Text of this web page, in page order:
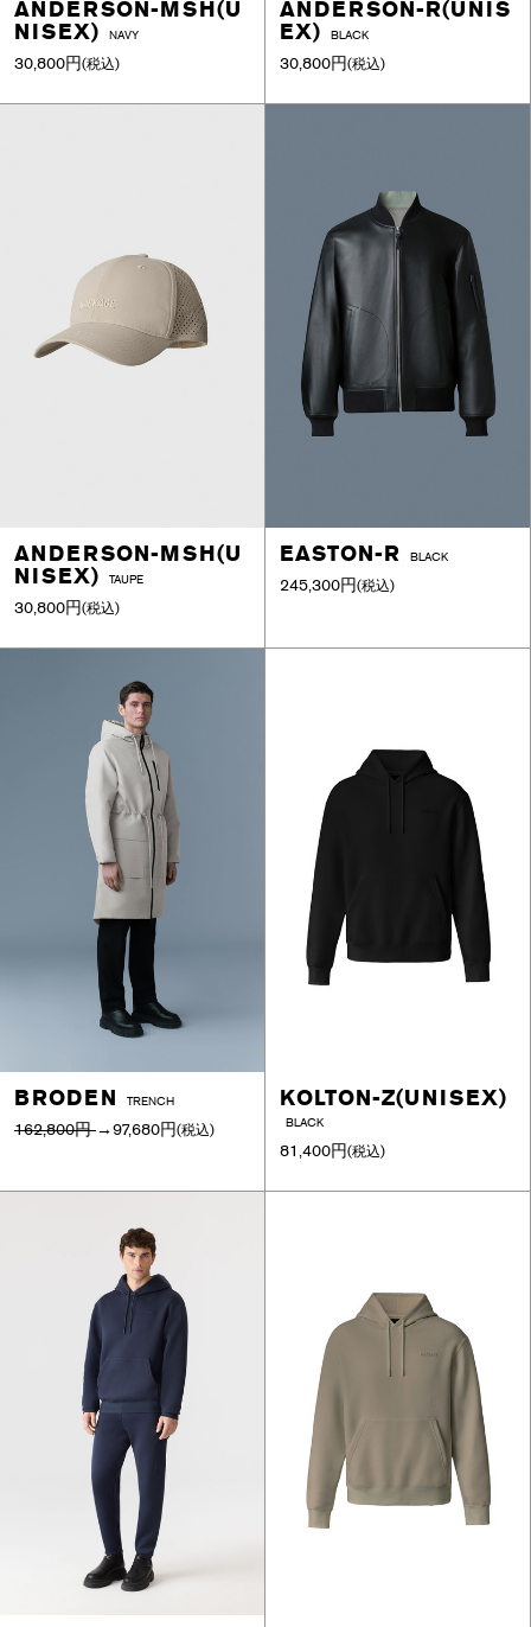
ANDERSON-MSH(U
NISEX)
NAVY
30,800円(税込)
ANDERSON-R(UNIS
EX)
BLACK
30,800円(税込)
ANDERSON-MSH(U
NISEX)
TAUPE
30,800円(税込)
EASTON-R BLACK
245,300円(税込)
BRODEN TRENCH
162,800円→97,680円(税込)
KOLTON-Z(UNISEX)
BLACK
81,400円(税込)